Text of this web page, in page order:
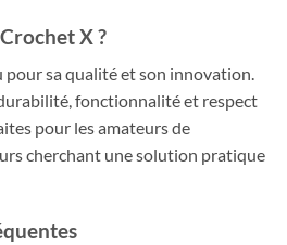
X ?
pour sa qualité et son innovation.
fonctionnalité et respect
pour les amateurs de
cherchant une solution pratique